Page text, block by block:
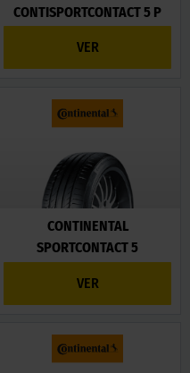
CONTISPORTCONTACT 5 P
VER
CONTINENTAL
SPORTCONTACT 5
VER